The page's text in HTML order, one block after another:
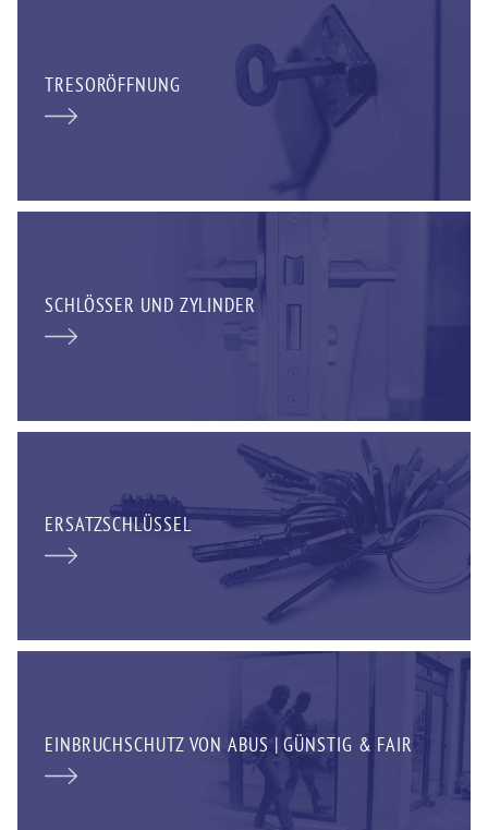
TRESORÖFFNUNG
SCHLÖSSER UND ZYLINDER
ERSATZSCHLÜSSEL
EINBRUCHSCHUTZ VON ABUS | GÜNSTIG & FAIR